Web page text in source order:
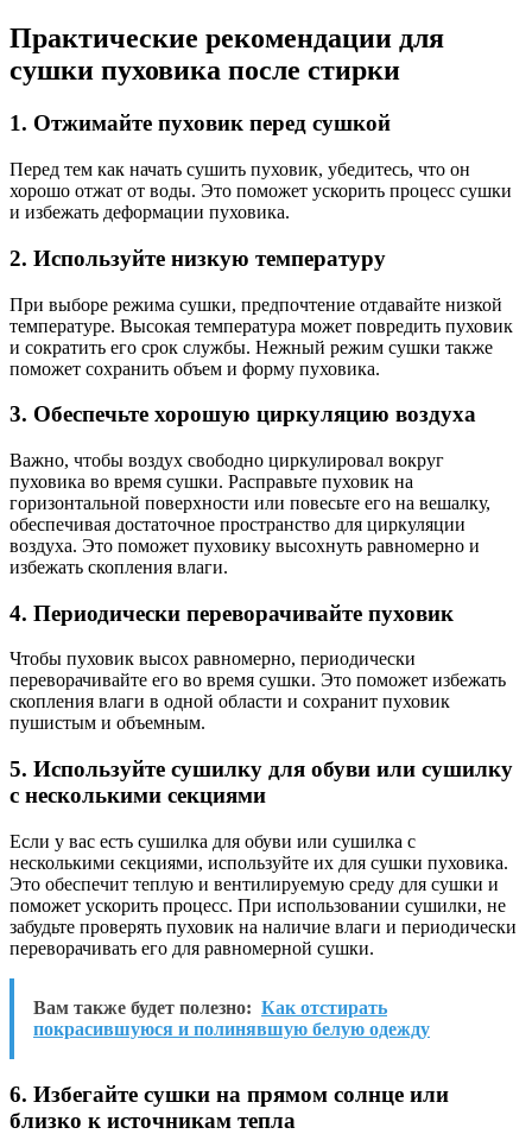
Практические рекомендации для
сушки пуховика после стирки
1. Отжимайте пуховик перед сушкой
Перед тем как начать сушить пуховик, убедитесь, что он
хорошо отжат от воды. Это поможет ускорить процесс сушки
и избежать деформации пуховика.
2. Используйте низкую температуру
При выборе режима сушки, предпочтение отдавайте низкой
температуре. Высокая температура может повредить пуховик
и сократить его срок службы. Нежный режим сушки также
поможет сохранить объем и форму пуховика.
3. Обеспечьте хорошую циркуляцию воздуха
Важно, чтобы воздух свободно циркулировал вокруг
пуховика во время сушки. Расправьте пуховик на
горизонтальной поверхности или повесьте его на вешалку,
обеспечивая достаточное пространство для циркуляции
воздуха. Это поможет пуховику высохнуть равномерно и
избежать скопления влаги.
4. Периодически переворачивайте пуховик
Чтобы пуховик высох равномерно, периодически
переворачивайте его во время сушки. Это поможет избежать
скопления влаги в одной области и сохранит пуховик
пушистым и объемным.
5. Используйте сушилку для обуви или сушилку
с несколькими секциями
Если у вас есть сушилка для обуви или сушилка с
несколькими секциями, используйте их для сушки пуховика.
Это обеспечит теплую и вентилируемую среду для сушки и
поможет ускорить процесс. При использовании сушилки, не
забудьте проверять пуховик на наличие влаги и периодически
переворачивать его для равномерной сушки.
Вам также будет полезно: Как отстирать
покрасившуюся и полинявшую белую одежду
6. Избегайте сушки на прямом солнце или
близко к источникам тепла